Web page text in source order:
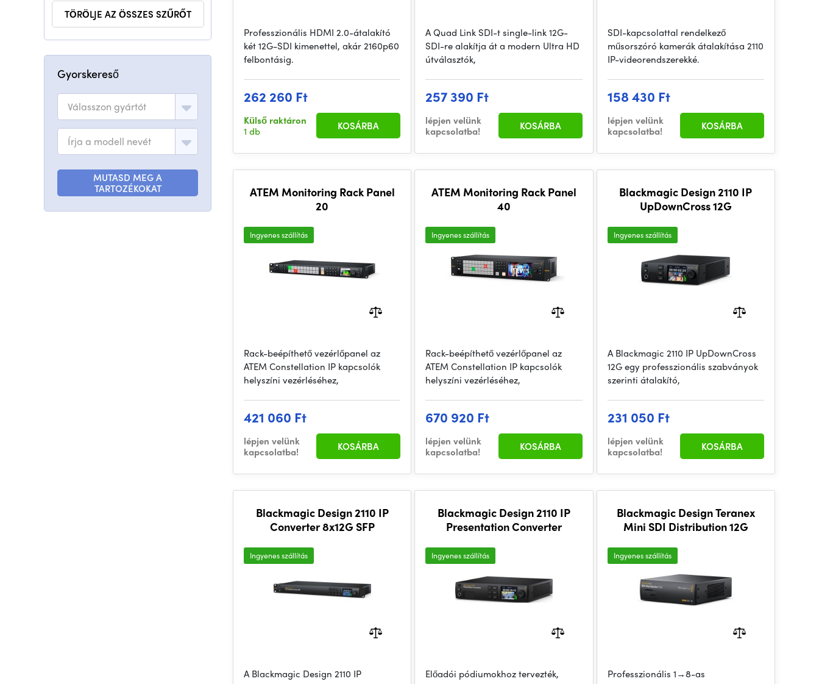
TÖRÖLJE AZ ÖSSZES SZŰRŐT
Gyorskereső
Válasszon gyártót
Írja a modell nevét
MUTASD MEG A
TARTOZÉKOKAT
Professzionális HDMI 2.0-átalakító
két 12G-SDI kimenettel, akár 2160p60
felbontásig.
262 260 Ft
Külső raktáron
1 db
KOSÁRBA
A Quad Link SDI-t single-link 12G-
SDI-re alakítja át a modern Ultra HD
útválasztók,
257 390 Ft
lépjen velünk
kapcsolatba!
KOSÁRBA
SDI-kapcsolattal rendelkező
műsorszóró kamerák átalakítása 2110
IP-videorendszerekké.
158 430 Ft
lépjen velünk
kapcsolatba!
KOSÁRBA
ATEM Monitoring Rack Panel
20
Ingyenes szállítás
Rack-beépíthető vezérlőpanel az
ATEM Constellation IP kapcsolók
helyszíni vezérléséhez,
421 060 Ft
lépjen velünk
kapcsolatba!
KOSÁRBA
ATEM Monitoring Rack Panel
40
Ingyenes szállítás
Rack-beépíthető vezérlőpanel az
ATEM Constellation IP kapcsolók
helyszíni vezérléséhez,
670 920 Ft
lépjen velünk
kapcsolatba!
KOSÁRBA
Blackmagic Design 2110 IP
UpDownCross 12G
Ingyenes szállítás
A Blackmagic 2110 IP UpDownCross
12G egy professzionális szabványok
szerinti átalakító,
231 050 Ft
lépjen velünk
kapcsolatba!
KOSÁRBA
Blackmagic Design 2110 IP
Converter 8x12G SFP
Ingyenes szállítás
A Blackmagic Design 2110 IP
Blackmagic Design 2110 IP
Presentation Converter
Ingyenes szállítás
Előadói pódiumokhoz tervezték,
Blackmagic Design Teranex
Mini SDI Distribution 12G
Ingyenes szállítás
Professzionális 1→8-as